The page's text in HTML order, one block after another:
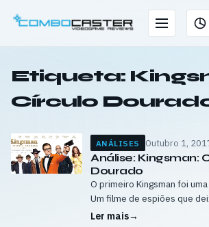
para
Menu
de
Etiqueta:
Círculo
ANÁLISES Outubro 1,
Análise: Kingsman:
Dourado
O primeiro Kingsman foi
Um filme de espiões que
recente maior realismo e
Ler mais→